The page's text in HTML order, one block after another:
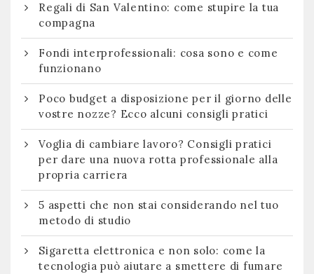
Regali di San Valentino: come stupire la tua
compagna
Fondi interprofessionali: cosa sono e come
funzionano
Poco budget a disposizione per il giorno delle
vostre nozze? Ecco alcuni consigli pratici
Voglia di cambiare lavoro? Consigli pratici
per dare una nuova rotta professionale alla
propria carriera
5 aspetti che non stai considerando nel tuo
metodo di studio
Sigaretta elettronica e non solo: come la
tecnologia può aiutare a smettere di fumare